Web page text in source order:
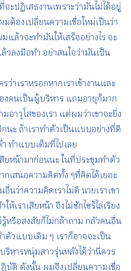
ะปฏิเสธงานเพราะว่ามันไม่ได้อยู่
ต้องเปลี่ยนความเชื่อใหม่เป็นว่า
แล้วจะทำมันให้เสร็จอย่างไร จะ
วลงมือทำ อย่าสนใจว่ามันเป็น
าเราหรอกหากเราเข้างานและ
งคนเป็นผู้บริหาร แถมอายุก็มาก
มอาวุโสของเรา แต่ผมว่าเขาจะยิ่ง
กนะ ถ้าเราทำตัวเป็นแบบอย่างที่ดี
ทำแบบเต็มที่ไปเลย
ยหน้ามาก่อนนะ ในที่ประชุมทำตัว
กเสนอความคิดทั้ง ๆที่คิดได้เยอะ
นว่าความคิดเราไม่ดี นายเราเขา
ห้เราเสียหน้า จึงไม่ซักไซร้ไล่เรียง
หรือสงสัยก็ไม่กล้าถาม กลัวคนอื่น
ตัวแบบเดิม ๆ เราก็อาจจะเป็น
หารหนุ่มสาวรุ่นหลังได้ว่านี่ควร
บัติ ดังนั้น ผมจึงเปลี่ยนความเชื่อ